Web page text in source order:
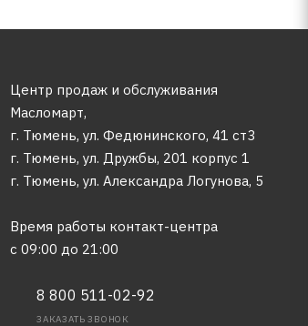
Центр продаж и обслуживания
Масломарт,
г. Тюмень, ул. Федюнинского, 41 ст3
г. Тюмень, ул. Дружбы, 201 корпус 1
г. Тюмень, ул. Александра Логунова, 5
Время работы контакт-центра
с 09:00 до 21:00
8 800 511-02-92
ЗАКАЗАТЬ ЗВОНОК